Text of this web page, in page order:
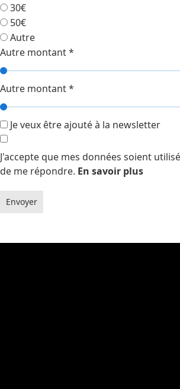
30€
50€
Autre
Autre montant*
Autre montant*
Je veux être ajouté à la newsletter
J'accepte que mes données soient
de me répondre. En savoir plus
Envoyer